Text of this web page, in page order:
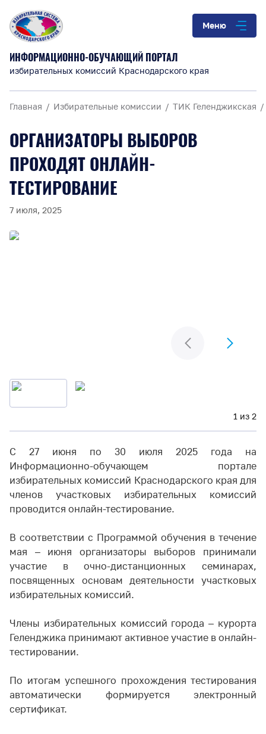
Меню
ИНФОРМАЦИОННО-ОБУЧАЮЩИЙ ПОРТАЛ
избирательных комиссий Краснодарского края
Главная Избирательные комиссии ТИК Геленджикская
ОРГАНИЗАТОРЫ ВЫБОРОВ
ПРОХОДЯТ ОНЛАЙН-
ТЕСТИРОВАНИЕ
7 июля, 2025
1 из 2
С 27 июня по 30 июля 2025 года на
Информационно-обучающем портале
избирательных комиссий Краснодарского края для
членов участковых избирательных комиссий
проводится онлайн-тестирование.
В соответствии с Программой обучения в течение
мая – июня организаторы выборов принимали
участие в очно-дистанционных семинарах,
посвященных основам деятельности участковых
избирательных комиссий.
Члены избирательных комиссий города – курорта
Геленджика принимают активное участие в онлайн-
тестировании.
По итогам успешного прохождения тестирования
автоматически формируется электронный
сертификат.